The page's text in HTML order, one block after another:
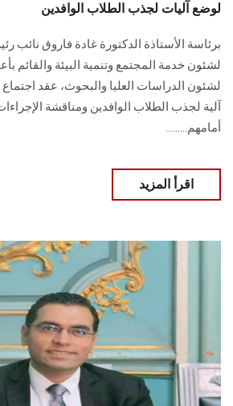
لوضع آليات لجذب الطلاب الوافدين
برئاسة الأستاذة الدكتورة غادة فاروق
لشئون خدمة المجتمع وتنمية البيئة ‏والقائم
لشئون الدراسات العليا والبحوث، عقد
آلية لجذب الطلاب الوافدين ومناقشة
أمامهم.........
اقرأ المزيد